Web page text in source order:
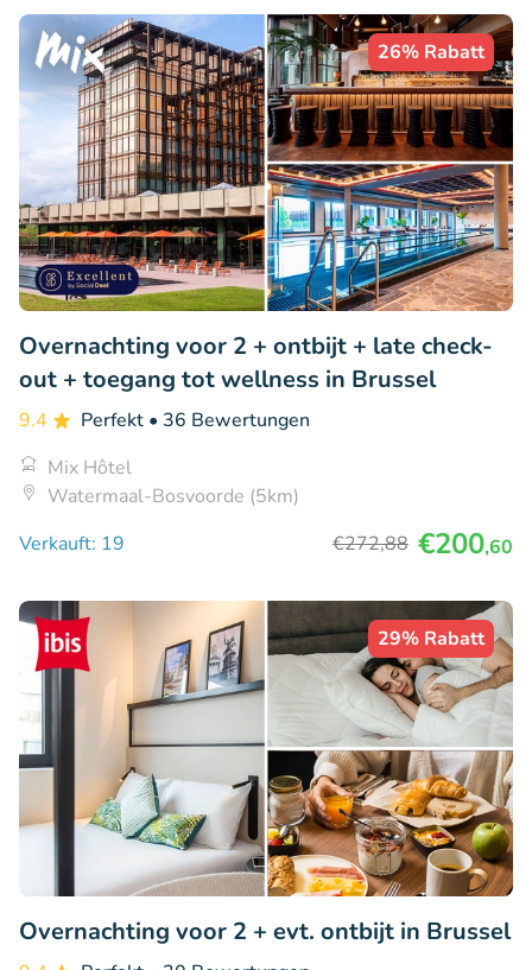
26% Rabatt
Overnachting voor 2 + ontbijt + late check-
out + toegang tot wellness in Brussel
9.4 Perfekt • 36 Bewertungen
Mix Hôtel
Watermaal-Bosvoorde (5km)
Verkauft: 19
€272,88 €200,60
29% Rabatt
Overnachting voor 2 + evt. ontbijt in Brussel